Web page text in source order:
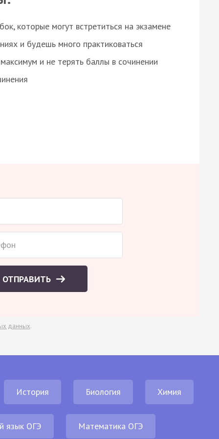
которые могут встретиться на экзамене
и будешь много практиковаться
и не терять баллы в сочинении
ОТПРАВИТЬ
данных.
История Биология Химия
язык ОГЭ Математика ОГЭ